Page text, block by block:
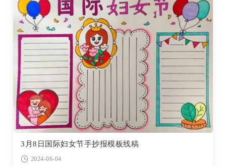
3月8日国际妇女节手抄报模板线稿
2024-06-04